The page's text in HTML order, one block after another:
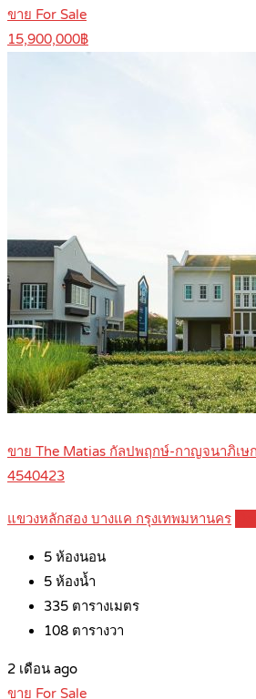
ขาย For Sale
15,900,000฿
ขาย The Matias กัลปพฤกษ์-กาญจนาภิเษ
4540423
แขวงหลักสอง บางแค กรุงเทพมหานคร
5 ห้องนอน
5 ห้องน้ำ
335 ตารางเมตร
108 ตารางวา
2 เดือน ago
ขาย For Sale